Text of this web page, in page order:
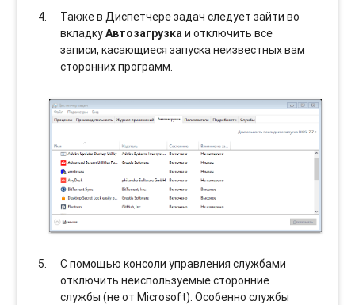
Также в Диспетчере задач следует зайти во
вкладкуАвтозагрузкаи отключить все
записи, касающиеся запуска неизвестных вам
сторонних программ.
С помощью консоли управления службами
отключить неиспользуемые сторонние
службы (не от Microsoft). Особенно службы